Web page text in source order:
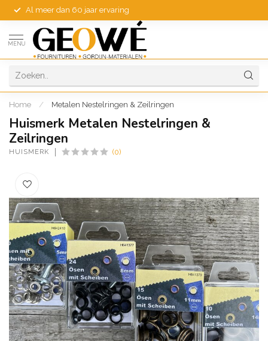
Al meer dan 60 jaar ervaring
MENU
Home / Metalen Nestelringen & Zeilringen
Huismerk Metalen Nestelringen &
Zeilringen
HUISMERK (0)